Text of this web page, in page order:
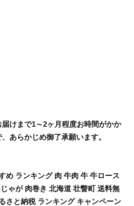
けまで1～2ヶ月程度お時間がかか
あらかじめ御了承願います。
め ランキング 肉 牛肉 牛 牛ロース
ゃが 肉巻き 北海道 壮瞥町 送料無
さと納税 ランキング キャンペーン